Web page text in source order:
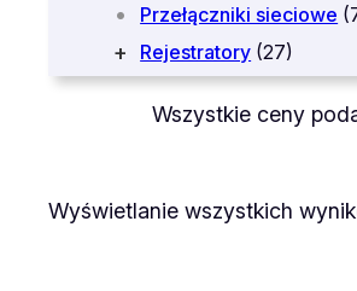
Przełączniki sieciowe
Rejestratory (27)
Wszystkie ceny
Wyświetlanie wszystkich